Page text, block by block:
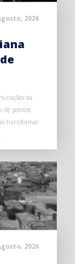
2026
da
de pontos
transformar
2026